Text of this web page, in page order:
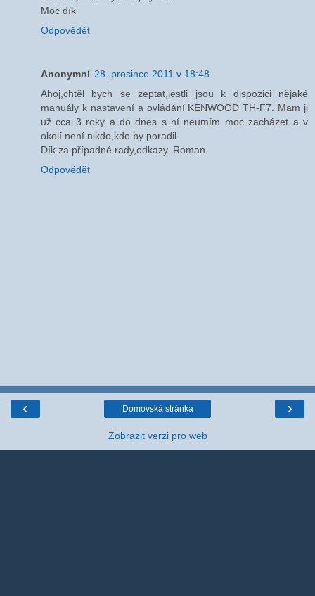
Moc dík
Odpovědět
Anonymní 28. prosince 2011 v 18:48
Ahoj,chtěl bych se zeptat,jestli jsou k dispozici nějaké
manuály k nastavení a ovládání KENWOOD TH-F7. Mam ji
už cca 3 roky a do dnes s ní neumím moc zacházet a v
okolí není nikdo,kdo by poradil.
Dík za případné rady,odkazy. Roman
Odpovědět
‹ ›
Domovská stránka
Zobrazit verzi pro web